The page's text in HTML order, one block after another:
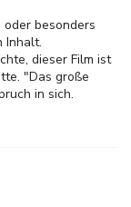
besonders
Inhalt.
dieser Film ist
"Das große
in sich.